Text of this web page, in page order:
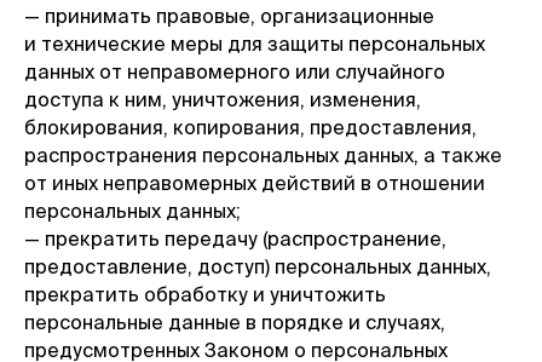
— принимать правовые, организационные
и технические меры для защиты персональных
данных от неправомерного или случайного
доступа к ним, уничтожения, изменения,
блокирования, копирования, предоставления,
распространения персональных данных, а также
от иных неправомерных действий в отношении
персональных данных;
— прекратить передачу (распространение,
предоставление, доступ) персональных данных,
прекратить обработку и уничтожить
персональные данные в порядке и случаях,
предусмотренных Законом о персональных